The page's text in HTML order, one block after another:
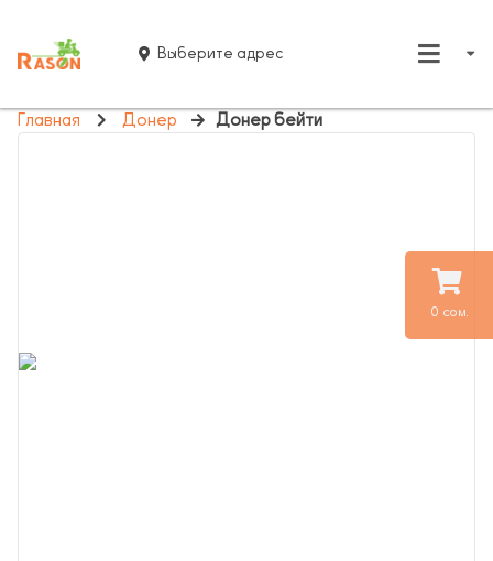
0 сом.
Выберите адрес
Главная Донер Донер бейти